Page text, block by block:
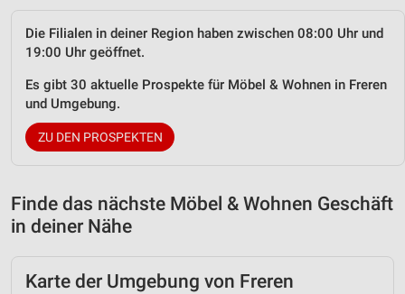
Die Filialen in deiner Region haben zwischen 08:00 Uhr und
19:00 Uhr geöffnet.
Es gibt 30 aktuelle Prospekte für Möbel & Wohnen in Freren
und Umgebung.
ZU DEN PROSPEKTEN
Finde das nächste Möbel & Wohnen Geschäft
in deiner Nähe
Karte der Umgebung von Freren